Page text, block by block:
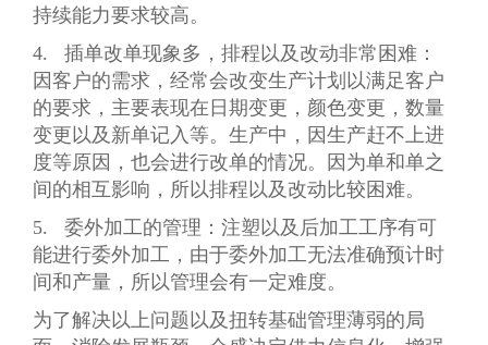
持续能力要求较高。
4. 插单改单现象多，排程以及改动非常困难：
因客户的需求，经常会改变生产计划以满足客户
的要求，主要表现在日期变更，颜色变更，数量
变更以及新单记入等。生产中，因生产赶不上进
度等原因，也会进行改单的情况。因为单和单之
间的相互影响，所以排程以及改动比较困难。
5. 委外加工的管理：注塑以及后加工工序有可
能进行委外加工，由于委外加工无法准确预计时
间和产量，所以管理会有一定难度。
为了解决以上问题以及扭转基础管理薄弱的局